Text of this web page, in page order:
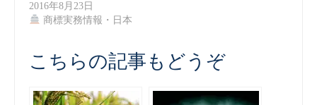
2016年8月23日
商標実務情報・日本
こちらの記事もどうぞ